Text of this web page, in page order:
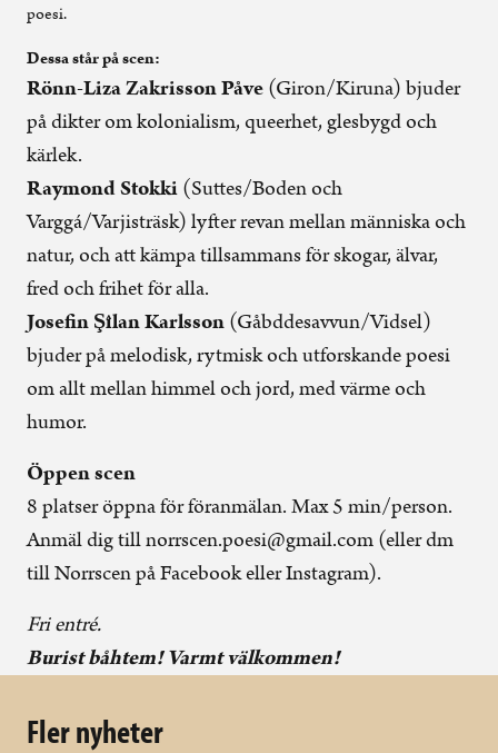
poesi.
Dessa står på scen:
Rönn-Liza Zakrisson Påve(Giron/Kiruna) bjuder
på dikter om kolonialism, queerhet, glesbygd och
kärlek.
Raymond Stokki(Suttes/Boden och
Varggá/Varjisträsk) lyfter revan mellan människa och
natur, och att kämpa tillsammans för skogar, älvar,
fred och frihet för alla.
Josefin Şîlan Karlsson(Gåbddesavvun/Vidsel)
bjuder på melodisk, rytmisk och utforskande poesi
om allt mellan himmel och jord, med värme och
humor.
Öppen scen
8 platser öppna för föranmälan. Max 5 min/person.
Anmäl dig till norrscen.poesi@gmail.com (eller dm
till Norrscen på Facebook eller Instagram).
Fri entré.
Burist båhtem! Varmt välkommen!
Fler nyheter